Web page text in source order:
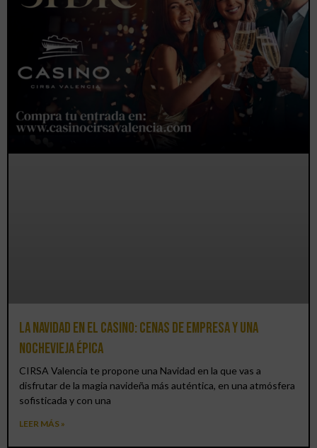
La Navidad en el Casino: cenas de empresa y una
Nochevieja épica
CIRSA Valencia te propone una Navidad en la que vas a
disfrutar de la magia navideña más auténtica, en una atmósfera
sofisticada y con una
LEER MÁS »